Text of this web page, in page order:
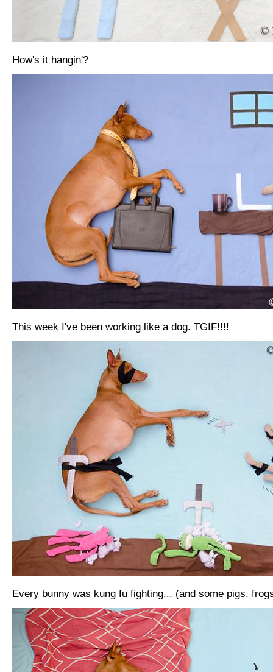
How's it hangin'?
This week I've been working like a dog. TGIF!!!!
Every bunny was kung fu fighting... (and some pigs,